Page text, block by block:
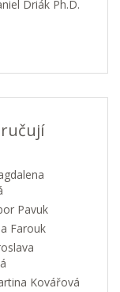
Driák Ph.D.
Pavuk
Farouk
Kovářová